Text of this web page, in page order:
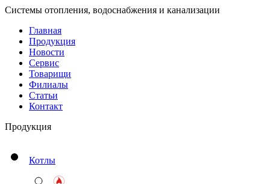
Системы отопления, водоснабжения и канализации
Главная
Продукция
Новости
Сервис
Товарищи
Филиалы
Статьи
Контакт
Продукция
Котлы